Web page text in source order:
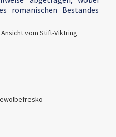
romanischen Bestandes